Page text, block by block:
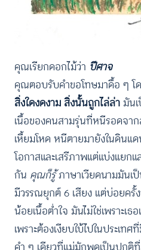
คุณเรียกดอกไม้ว่า ปีศาจ
คุณตอบรับคำขอโทษมาดื้อ ๆ โ
สิ่งใดงดงาม สิ่งนั้นถูกไล่ล่า มัน
เนื้อของคนสามรุ่นที่หนีรอดจา
เหี้ยมโหด หนีตายมายังในดินแ
โอกาสและเสรีภาพแต่แบ่งแยกแ
กัน คุณก็รู้ภาษาเวียดนามมันเ
มีวรรณยุกต์ 6 เสียง แต่บ่อยครั้ง
น้อยเนื้อต่ำใจ มันไม่ใช่เพราะเ
เพราะต้องเงียบใบ้ไปในประเ